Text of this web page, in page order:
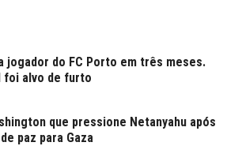
jogador do FC Porto em três meses.
foi alvo de furto
que pressione Netanyahu após
paz para Gaza